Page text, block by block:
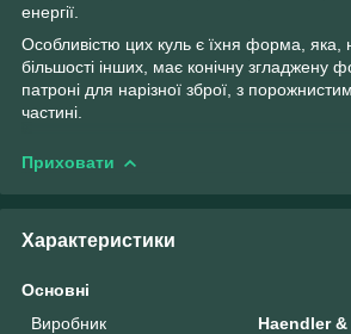
енергії.
Особливістю цих куль є їхня форма, яка,
більшості інших, має конічну згладжену
патроні для нарізної зброї, з
частині.
Приховати
Характеристики
Основні
Виробник
Haendler